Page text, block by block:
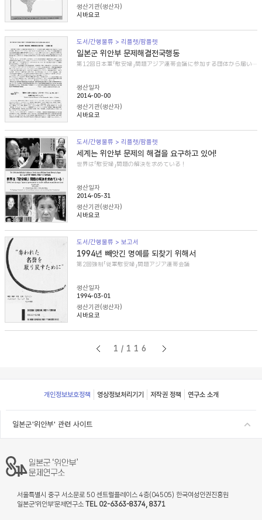
생산기관(생산자)
시바요코
도서/간행물류 > 리플렛/팜플렛
일본군 위안부 문제해결전국행동
第12回日本軍「慰安婦」問題アジア連帯会議に参加する団体から届いた紹介文
생산일자
2014-00-00
생산기관(생산자)
시바요코
도서/간행물류 > 리플렛/팜플렛
세계는 위안부 문제의 해결을 요구하고 있어!
世界は「慰安婦」問題の解決を求めている！
생산일자
2014-05-31
생산기관(생산자)
시바요코
도서/간행물류 > 보고서
1994년 빼앗긴 명예를 되찾기 위해서
第2回強制「従軍慰安婦」問題アジア連帯会議
생산일자
1994-03-01
생산기관(생산자)
시바요코
1/116
Footer
개인정보보호정책 영상정보처리기기 저작권 정책 연구소 소개
일본군'위안부' 관련 사이트
서울특별시 중구 서소문로 50 센트럴플레이스 4층(04505) 한국여성인권진흥원
일본군‘위안부’문제연구소 TEL 02-6363-8374, 8371